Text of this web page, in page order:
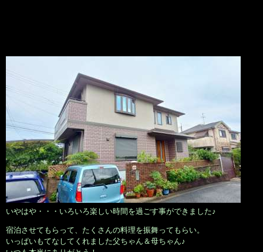
いやはや・・・いろいろ楽しい時間を過ごす事ができました♪
宿泊させてもらって、たくさんの料理を振舞ってもらい。
いっぱいもてなしてくれました父ちゃん＆母ちゃん♪